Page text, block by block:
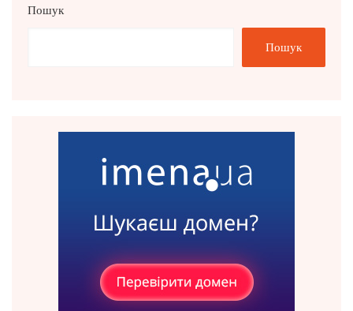
Пошук
Пошук